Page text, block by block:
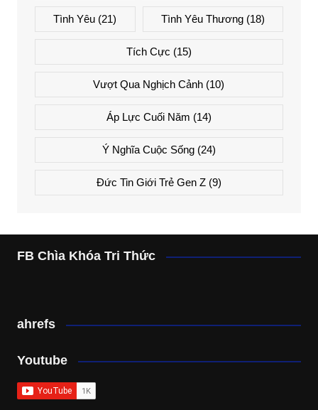
Tình Yêu (21) Tình Yêu Thương(18)
Tích Cực (15)
Vượt Qua Nghịch Cảnh (10)
Áp Lực Cuối Năm (14)
Ý Nghĩa Cuộc Sống(24)
Đức Tin Giới Trẻ Gen Z(9)
FB Chìa Khóa Tri Thức
ahrefs
Youtube